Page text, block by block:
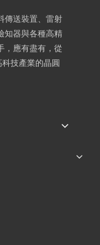
傳送裝置、雷射
知器與各種高精
，應有盡有，從
技產業的晶圓